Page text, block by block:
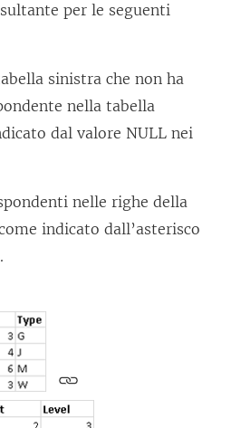
per le seguenti
sinistra che non ha
nella tabella
dal valore NULL nei
nelle righe della
indicato dall’asterisco